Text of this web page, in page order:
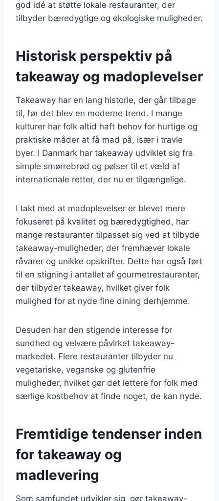
god idé at støtte lokale restauranter, der
tilbyder bæredygtige og økologiske muligheder.
Historisk perspektiv på
takeaway og madoplevelser
Takeaway har en lang historie, der går tilbage
til, før det blev en moderne trend. I mange
kulturer har folk altid haft behov for hurtige og
praktiske måder at få mad på, især i travle
byer. I Danmark har takeaway udviklet sig fra
simple smørrebrød og pølser til et væld af
internationale retter, der nu er tilgængelige.
I takt med at madoplevelser er blevet mere
fokuseret på kvalitet og bæredygtighed, har
mange restauranter tilpasset sig ved at tilbyde
takeaway-muligheder, der fremhæver lokale
råvarer og unikke opskrifter. Dette har også ført
til en stigning i antallet af gourmetrestauranter,
der tilbyder takeaway, hvilket giver folk
mulighed for at nyde fine dining derhjemme.
Desuden har den stigende interesse for
sundhed og velvære påvirket takeaway-
markedet. Flere restauranter tilbyder nu
vegetariske, veganske og glutenfrie
muligheder, hvilket gør det lettere for folk med
særlige kostbehov at finde noget, de kan nyde.
Fremtidige tendenser inden
for takeaway og
madlevering
Som samfundet udvikler sig, gør takeaway-